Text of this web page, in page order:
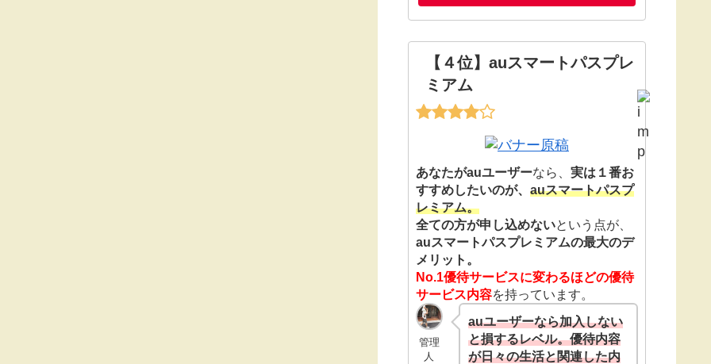
【４位】auスマートパスプレ
ミアム
あなたがauユーザーなら、 実は１番お
すすめしたいのが、 auスマートパスプ
レミアム。
全ての方が申し込めないという点が、
auスマートパスプレミアムの最大のデ
メリット。
No.1優待サービスに変わるほどの優待
サービス内容を持っています。
管理
人
auユーザーなら加入しない
と損するレベル。優待内容
が日々の生活と関連した内